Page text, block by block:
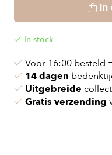
In
In stock
Voor 16:00 besteld
14 dagen
Uitgebreide
Gratis verzending